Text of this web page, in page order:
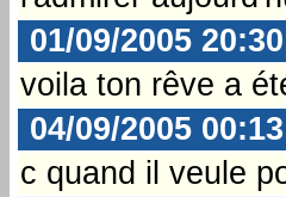
01/09/2005
voila ton rêve a
04/09/2005
c quand il veule